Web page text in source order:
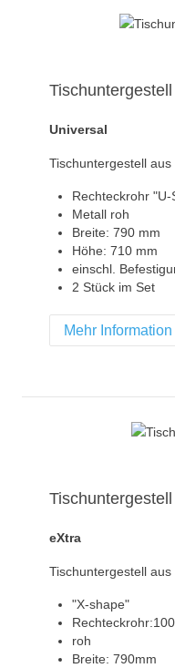
Tischuntergestell
Universal
Tischuntergestell aus
Rechteckrohr "U-
Metall roh
Breite: 790 mm
Höhe: 710 mm
einschl.
2 Stück im Set
Mehr Information
eXtra
Tischuntergestell aus
"X-shape"
roh
Breite: 790mm